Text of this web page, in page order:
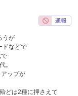
うが
ドなどで
。
ップが
どは2種に押さえて